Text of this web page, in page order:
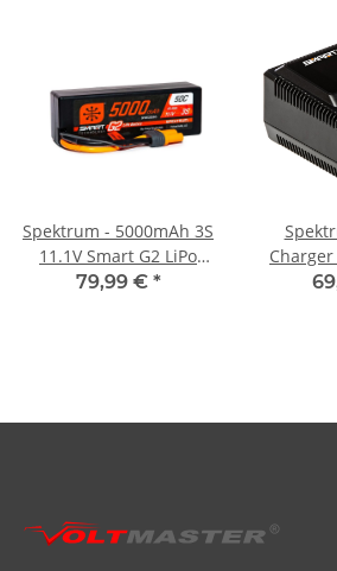
Spektrum - 5000mAh 3S
11.1V Smart G2 LiPo
Hardcase IC5 - 50C
79,99 € *
Charger